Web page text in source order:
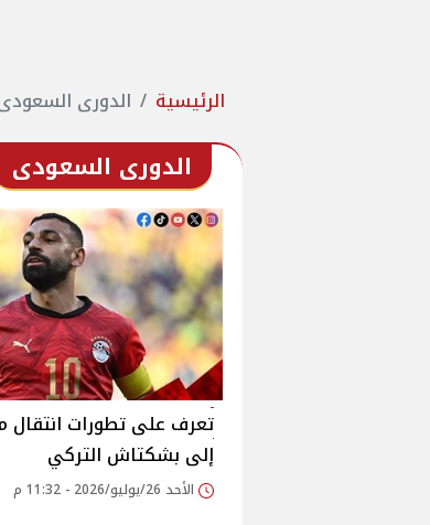
الرئيسية الدورى
الدورى السعودى
تعرف على تطورات انتقال
إلى بشكتاش التركي
الأحد 26/يوليو/2026 - 11:32 م